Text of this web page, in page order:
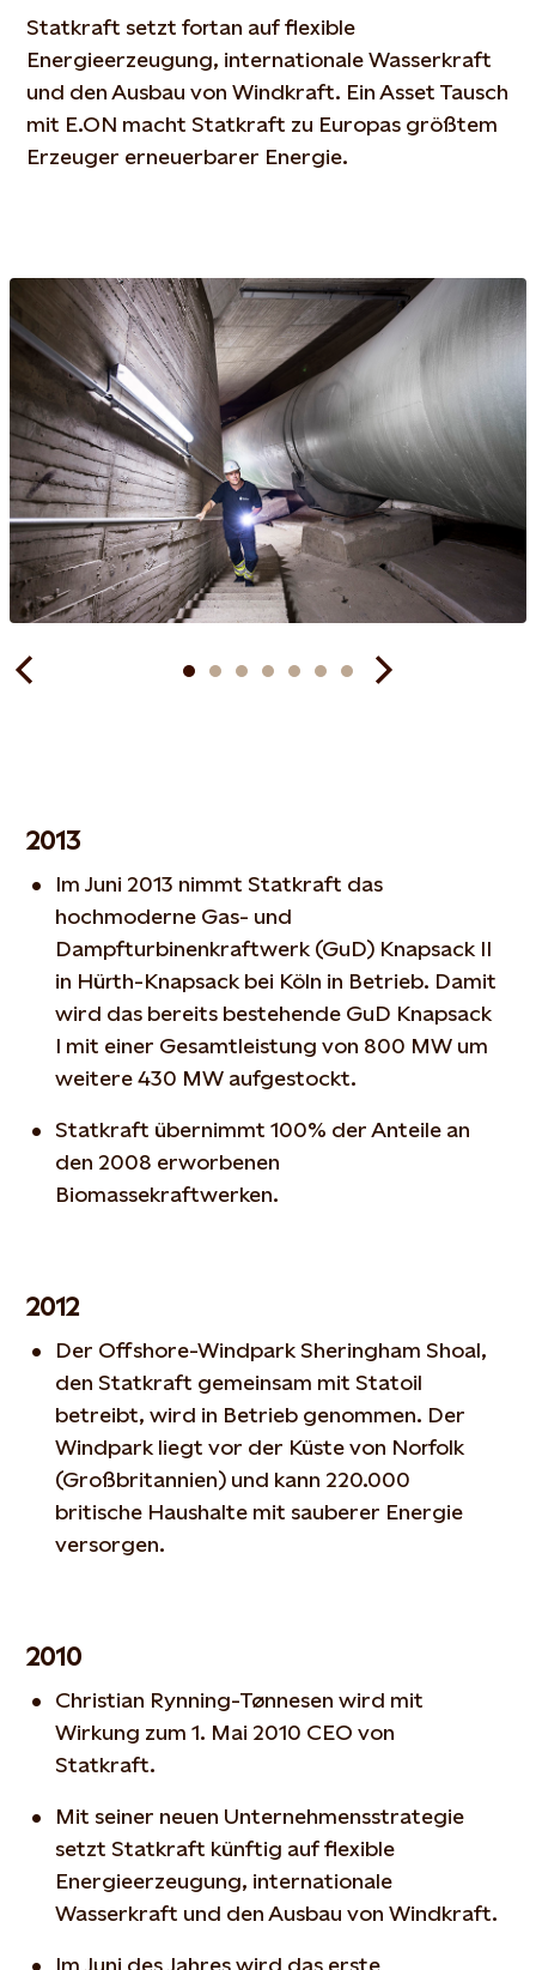
Statkraft setzt fortan auf flexible
Energieerzeugung, internationale Wasserkraft
und den Ausbau von Windkraft. Ein Asset Tausch
mit E.ON macht Statkraft zu Europas größtem
Erzeuger erneuerbarer Energie.
2013
Im Juni 2013 nimmt Statkraft das
hochmoderne Gas- und
Dampfturbinenkraftwerk (GuD) Knapsack II
in Hürth-Knapsack bei Köln in Betrieb. Damit
wird das bereits bestehende GuD Knapsack
I mit einer Gesamtleistung von 800 MW um
weitere 430 MW aufgestockt.
Statkraft übernimmt 100% der Anteile an
den 2008 erworbenen
Biomassekraftwerken.
2012
Der Offshore-Windpark Sheringham Shoal,
den Statkraft gemeinsam mit Statoil
betreibt, wird in Betrieb genommen. Der
Windpark liegt vor der Küste von Norfolk
(Großbritannien) und kann 220.000
britische Haushalte mit sauberer Energie
versorgen.
2010
Christian Rynning-Tønnesen wird mit
Wirkung zum 1. Mai 2010 CEO von
Statkraft.
Mit seiner neuen Unternehmensstrategie
setzt Statkraft künftig auf flexible
Energieerzeugung, internationale
Wasserkraft und den Ausbau von Windkraft.
Im Juni des Jahres wird das erste